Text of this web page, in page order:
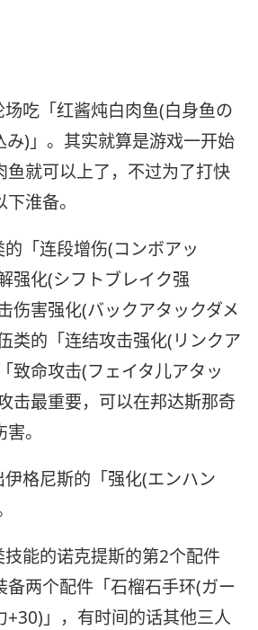
吃「红酱炖白肉鱼(白身鱼の
み)」。其实就算是游戏一开始
鱼就可以上了，不过为了打快
淮备。
「连段增伤(コンボアッ
强化(シフトブレイク强
伤害强化(バックアタックダメ
类的「连结攻击强化(リンクア
致命攻击(フェイタ儿アタッ
击最重要，可以在邦达斯那奇
。
格尼斯的「强化(エンハン
能的诺克提斯的第2个配件
备两个配件「石榴石手环(ガー
+30)」，有时间的话其他三人